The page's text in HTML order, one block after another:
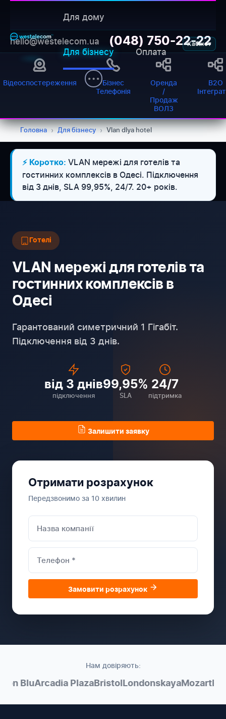
Для дому
Для бізнесу Оплата
Кабінет
hello@westelecom.ua (048) 750-22-22
Відеоспостереження
Бізнес
Телефонія
Оренда
/
Продаж
ВОЛЗ
B2O
Головна › Для бізнесу › Vlan dlya hotel
⚡ Коротко: VLAN мережі для готелів та
гостинних комплексів в Одесі. Підключення
від 3 днів, SLA 99,95%, 24/7. 20+ років.
Готелі
VLAN мережі для готелів та
гостинних комплексів в
Одесі
Гарантований симетричний 1 Гігабіт.
Підключення від 3 днів.
від 3 днів
підключення
99,95%
SLA
24/7
підтримка
Залишити заявку
Отримати розрахунок
Передзвонимо за 10 хвилин
Замовити розрахунок
Нам довіряють:
Blu Arcadia PlazaBristolLondonskayaMozart
WESTELECOM